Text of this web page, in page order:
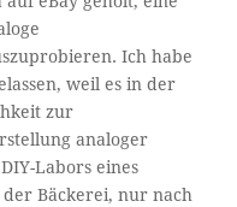
Ich habe
weil es in der
zur
analoger
Labors eines
Bäckerei, nur nach